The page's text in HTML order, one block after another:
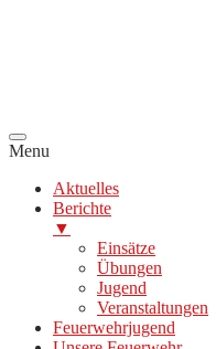
Menu
Aktuelles
Berichte
▼
Einsätze
Übungen
Jugend
Veranstaltungen
Feuerwehrjugend